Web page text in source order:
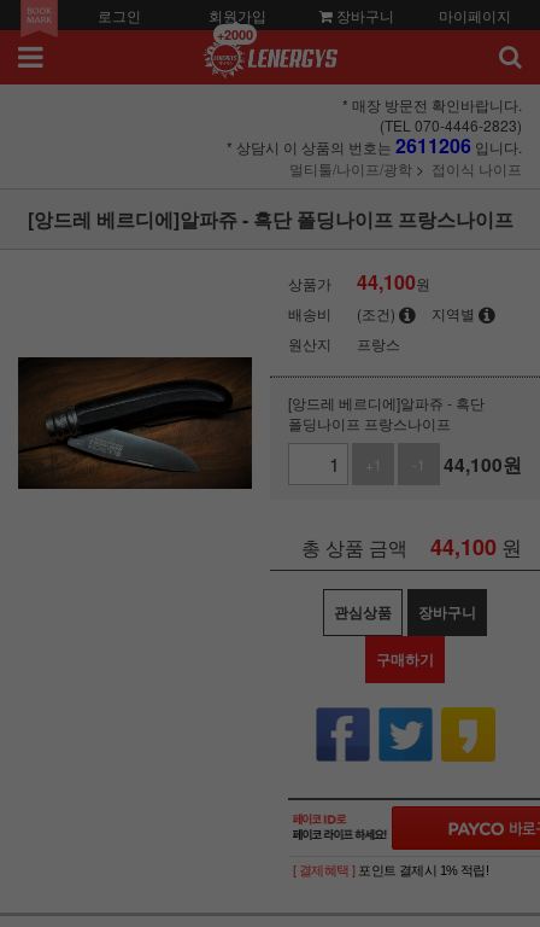
로그인 회원가입
+2000
장바구니 마이페이지
* 매장 방문전 확인바랍니다.
(TEL 070-4446-2823)
* 상담시 이 상품의 번호는 2611206 입니다.
멀티툴/나이프/광학
접이식 나이프
[앙드레 베르디에]알파쥬 - 흑단 폴딩나이프 프랑스나이프
상품가 44,100원
배송비
(조건)
지역별
원산지
프랑스
[앙드레 베르디에]알파쥬 - 흑단
폴딩나이프 프랑스나이프
+1
-1 44,100원
총 상품 금액 44,100 원
관심상품 장바구니
구매하기
[ 결제혜택 ] 포인트 결제시 1% 적립!